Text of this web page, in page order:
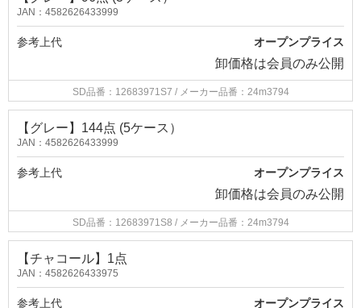
JAN：4582626433999
参考上代 オープンプライス
卸価格は会員のみ公開
SD品番：12683971S7 / メーカー品番：24m3794
【グレー】144点 (5ケース）
JAN：4582626433999
参考上代 オープンプライス
卸価格は会員のみ公開
SD品番：12683971S8 / メーカー品番：24m3794
【チャコール】1点
JAN：4582626433975
参考上代 オープンプライス